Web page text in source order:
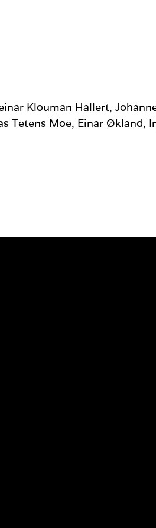
Klouman Hallert,
Tetens Moe, Einar Økland,